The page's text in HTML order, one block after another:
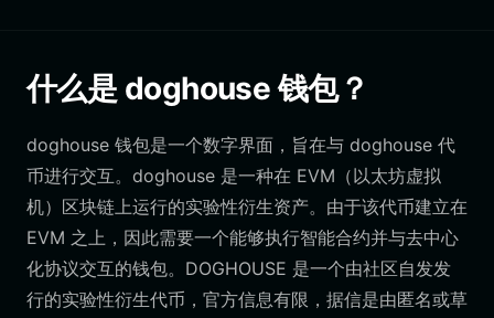
什么是 doghouse 钱包？
doghouse 钱包是一个数字界面，旨在与 doghouse 代
币进行交互。doghouse 是一种在 EVM（以太坊虚拟
机）区块链上运行的实验性衍生资产。由于该代币建立在
EVM 之上，因此需要一个能够执行智能合约并与去中心
化协议交互的钱包。DOGHOUSE 是一个由社区自发发
行的实验性衍生代币，官方信息有限，据信是由匿名或草